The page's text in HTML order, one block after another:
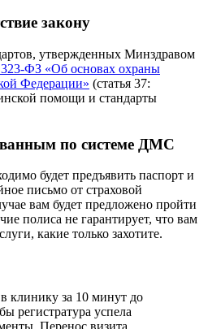
закону
утвержденных Минздравом
ФЗ «Об основах охраны
Федерации» (статья 37:
помощи и стандарты
по системе ДМС
будет предъявить паспорт и
письмо от страховой
вам будет предложено пройти
полиса не гарантирует, что вам
какие только захотите.
клинику за 10 минут до
регистратура успела
Перенос визита